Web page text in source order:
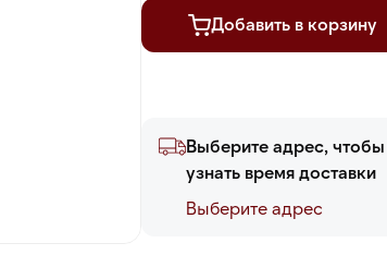
Добавить в корзину
Выберите адрес, чтобы
узнать время доставки
Выберите адреc